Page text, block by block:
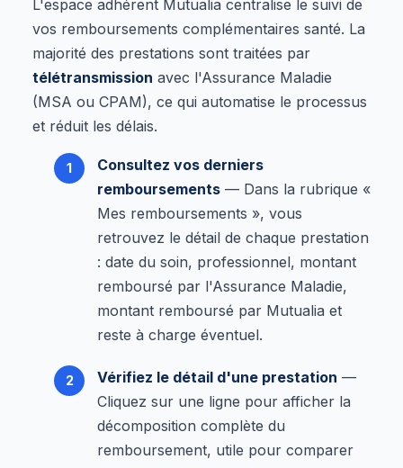
L'espace adhérent Mutualia centralise le suivi de
vos remboursements complémentaires santé. La
majorité des prestations sont traitées par
télétransmission avec l'Assurance Maladie
(MSA ou CPAM), ce qui automatise le processus
et réduit les délais.
Consultez vos derniers
remboursements — Dans la rubrique «
Mes remboursements », vous
retrouvez le détail de chaque prestation
: date du soin, professionnel, montant
remboursé par l'Assurance Maladie,
montant remboursé par Mutualia et
reste à charge éventuel.
Vérifiez le détail d'une prestation —
Cliquez sur une ligne pour afficher la
décomposition complète du
remboursement, utile pour comparer